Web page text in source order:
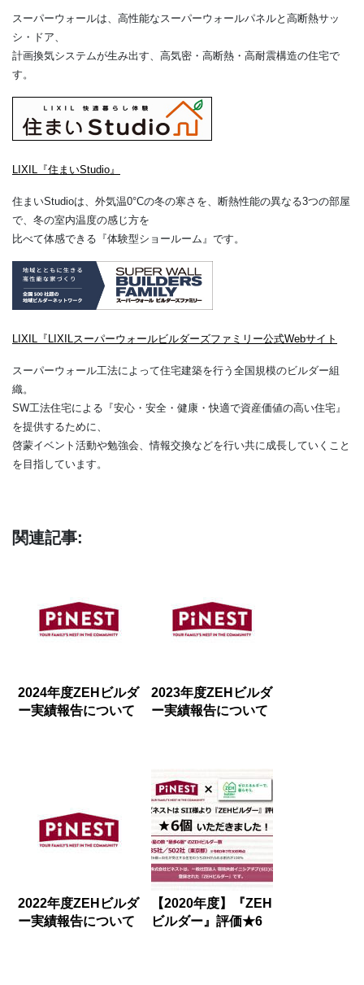
スーパーウォールは、高性能なスーパーウォールパネルと高断熱サッ
シ・ドア、
計画換気システムが生み出す、高気密・高断熱・高耐震構造の住宅で
す。
LIXIL『住まいStudio』
住まいStudioは、外気温0°Cの冬の寒さを、断熱性能の異なる3つの部屋
で、冬の室内温度の感じ方を
比べて体感できる『体験型ショールーム』です。
LIXIL『LIXILスーパーウォールビルダーズファミリー公式Webサイト
スーパーウォール工法によって住宅建築を行う全国規模のビルダー組
織。
SW工法住宅による『安心・安全・健康・快適で資産価値の高い住宅』
を提供するために、
啓蒙イベント活動や勉強会、情報交換などを行い共に成長していくこと
を目指しています。
関連記事:
2024年度ZEHビルダ
ー実績報告について
2023年度ZEHビルダ
ー実績報告について
2022年度ZEHビルダ
ー実績報告について
【2020年度】『ZEH
ビルダー』評価★6